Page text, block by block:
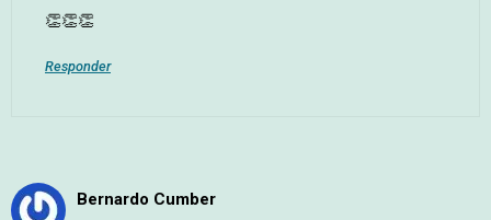
👏👏👏
Responder
Bernardo Cumber